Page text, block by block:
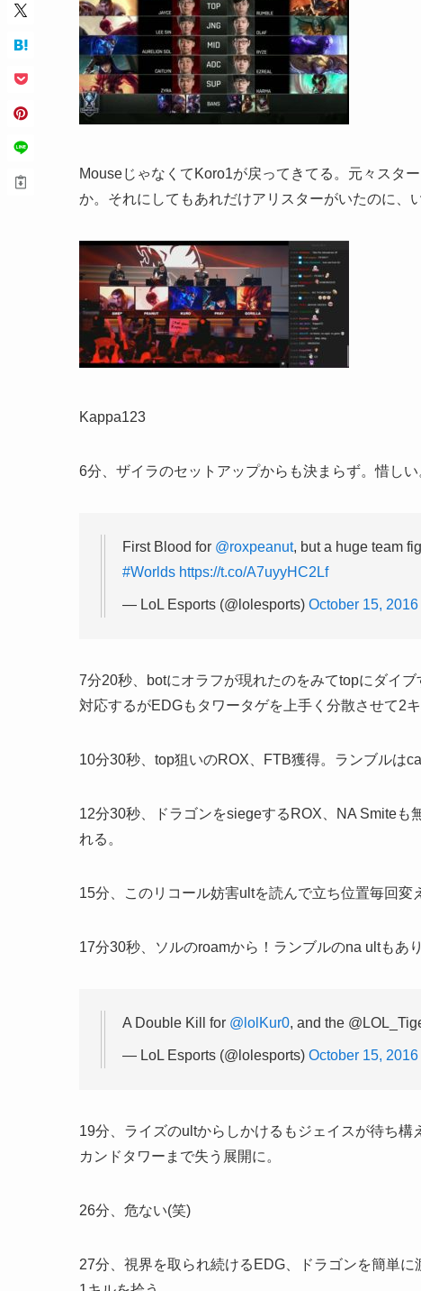
MouseじゃなくてKoro1が戻ってきてる。元々スタ
か。それにしてもあれだけアリスターがいたのに、
Kappa123
6分、ザイラのセットアップからも決まらず。惜しい
First Blood for @roxpeanut, but a huge team
#Worlds https://t.co/A7uyyHC2Lf
— LoL Esports (@lolesports) October 15, 2016
7分20秒、botにオラフが現れたのをみてtopにダイ
対応するがEDGもタワータゲを上手く分散させて2
10分30秒、top狙いのROX、FTB獲得。ランブルは
12分30秒、ドラゴンをsiegeするROX、NA Smiteも
れる。
15分、このリコール妨害ultを読んで立ち位置毎回変
17分30秒、ソルのroamから！ランブルのna ultもあ
A Double Kill for @lolKur0, and the
— LoL Esports (@lolesports) October 15, 2016
19分、ライズのultからしかけるもジェイスが待ち
カンドタワーまで失う展開に。
26分、危ない(笑)
27分、視界を取られ続けるEDG、ドラゴンを簡単